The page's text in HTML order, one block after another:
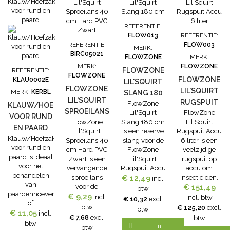
gr.C. de
verhoudng tot
7:1 mengen.
Dit komt bij
500ml
6091 vloeistof
overeen met
een
toevoeging
van 35ml....
REFERENTIE:
KLAU0002E
MERK: KERBL
KLAUW/HOEFZAK
VOOR RUND
EN PAARD
Klauw/Hoefzak
voor rund en
paard is ideaal
voor het
behandelen
van
paardenhoeven
of
runderklauwen
met zalven of
€ 11,05 incl.
btw
REFERENTIE:
BIRC05021
MERK:
FLOWZONE
FLOWZONE
LIL'SQUIRT
SPROEILANS
40 CM HARD
PVC ZWART
FlowZone
Lil'Squirt
Sproeilans 40
cm Hard PVC
Zwart is een
vervangende
sproeilans
voor de
FlowZone
Lil'Squirt
Rugspuit Accu
6 liter
€ 9,29 incl.
btw
€ 7,68 excl.
btw
REFERENTIE:
FLOW013
MERK:
FLOWZONE
FLOWZONE
LIL'SQUIRT
SLANG 180
CM
FlowZone
Lil'Squirt
Slang 180 cm
is een reserve
slang voor de
FlowZone
Lil'Squirt
Rugspuit Accu
6 liter
€ 12,49 incl.
btw
€ 10,32 excl.
btw

In
REFERENTIE:
FLOW003
MERK:
FLOWZONE
FLOWZONE
LIL'SQUIRT
RUGSPUIT
ACCU 6
LITER
FlowZone
Lil'Squirt
Rugspuit Accu
6 liter is een
veelzijdige
rugspuit op
accu om
insecticiden,
herbiciden en
fungiciden toe
te passen. De
FlowZone
€ 151,49
incl. btw
€ 125,20 excl.
btw